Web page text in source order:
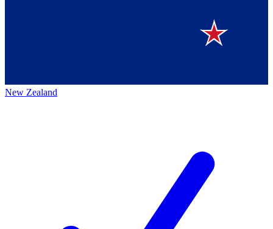
New Zealand